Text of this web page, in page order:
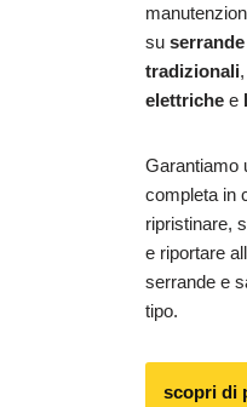
su
tradizionali,
elettriche e
Garantiamo
completa in
ripristinare,
e riportare
serrande e
tipo.
scopri di